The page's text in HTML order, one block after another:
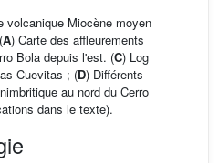
volcanique Miocène moyen
A) Carte des affleurements
Bola depuis l'est. (C) Log
Cuevitas ; (D) Différents
au nord du Cerro
dans le texte).